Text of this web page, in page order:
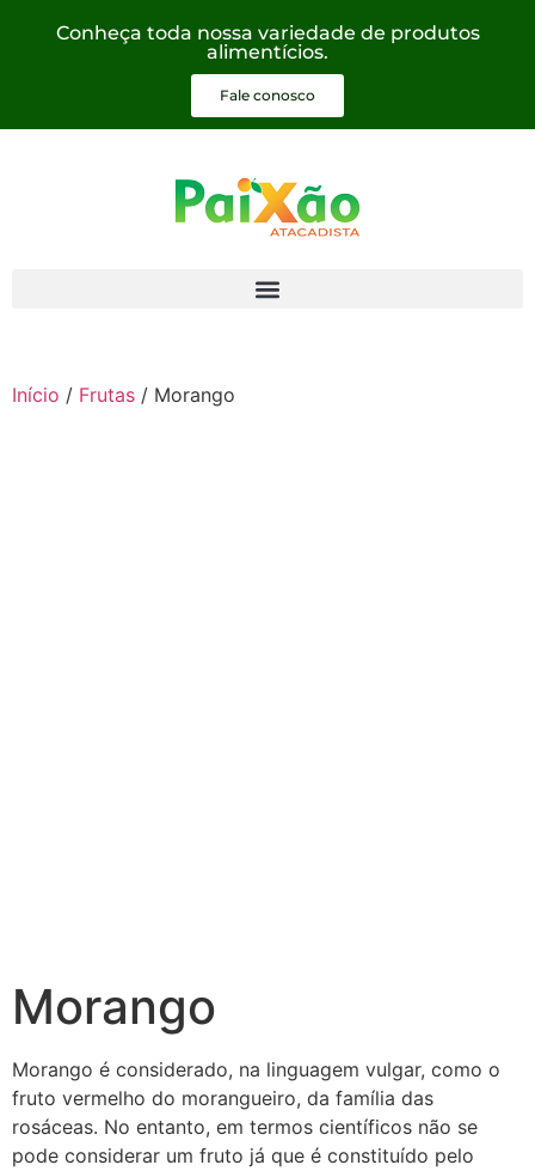
Conheça toda nossa variedade de produtos
alimentícios.
Fale conosco
Início / Frutas / Morango
Morango
Morango é considerado, na linguagem vulgar, como o
fruto vermelho do morangueiro, da família das
rosáceas. No entanto, em termos científicos não se
pode considerar um fruto já que é constituído pelo